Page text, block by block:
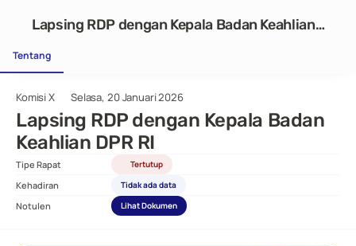
Komisi X Selasa, 20 Januari 2026
Lapsing RDP dengan Kepala Badan
Keahlian DPR RI
Tipe Rapat Tertutup
Kehadiran Tidak ada data
Notulen Lihat Dokumen
Lapsing RDP dengan Kepala Badan Keahlian
Tentang